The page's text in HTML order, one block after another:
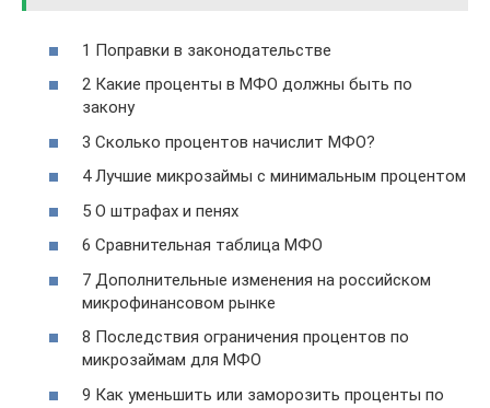
1 Поправки в законодательстве
2 Какие проценты в МФО должны быть по
закону
3 Сколько процентов начислит МФО?
4 Лучшие микрозаймы с минимальным процентом
5 О штрафах и пенях
6 Сравнительная таблица МФО
7 Дополнительные изменения на российском
микрофинансовом рынке
8 Последствия ограничения процентов по
микрозаймам для МФО
9 Как уменьшить или заморозить проценты по